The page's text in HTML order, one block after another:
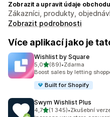
Zobrazit a upravit údaje
Zákazníci, produkty,
Zobrazit podrobnosti
Více aplikací jako je
Wishlist by Square
5,0z 5 hvězd
(89)
Celkový počet recenzí: 89
•Zdarma
Boost sales by letting
Built for Shopify
Swym Wishlist Plus
4,7z 5 hvězd
(1 345)
Celkový počet recenzí: 1345
•Zkušební